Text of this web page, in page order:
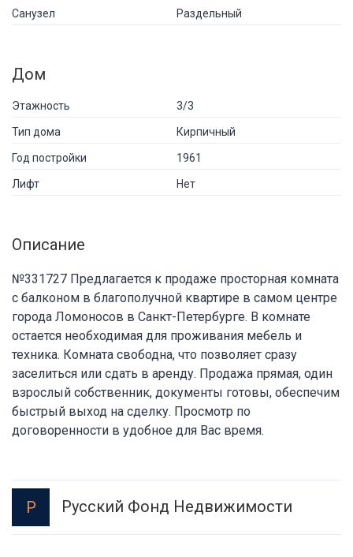
Санузел Раздельный
Дом
Этажность 3/3
Тип дома Кирпичный
Год постройки 1961
Лифт Нет
Описание
№331727 Предлагается к продаже просторная комната
с балконом в благополучной квартире в самом центре
города Ломоносов в Санкт-Петербурге. В комнате
остается необходимая для проживания мебель и
техника. Комната свободна, что позволяет сразу
заселиться или сдать в аренду. Продажа прямая, один
взрослый собственник, документы готовы, обеспечим
быстрый выход на сделку. Просмотр по
договоренности в удобное для Вас время.
Р Русский Фонд Недвижимости